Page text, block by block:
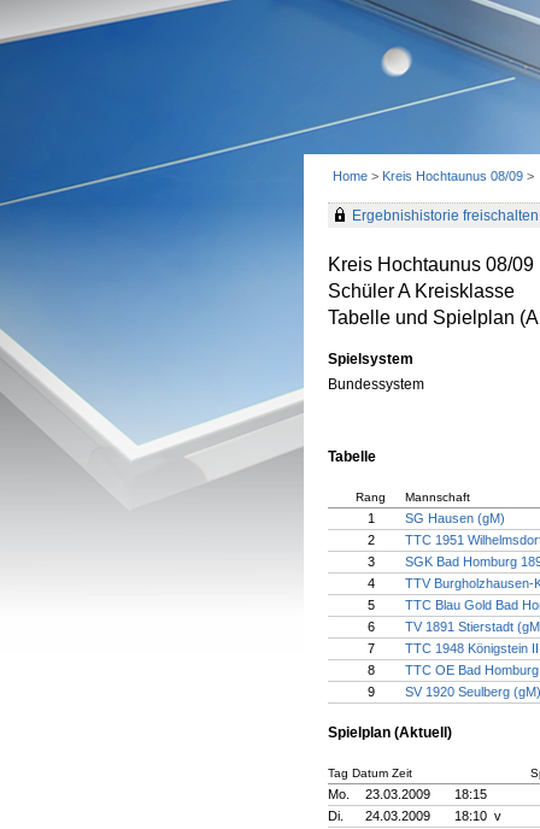
Home > Kreis Hochtaunus 08/09 >
Ergebnishistorie freischalten
Kreis Hochtaunus 08/09
Schüler A Kreisklasse
Tabelle und Spielplan
Spielsystem
Bundessystem
Tabelle
Rang Mannschaft
1
SG Hausen (gM)
2
TTC 1951
3
SGK Bad Homburg
4
TTV Burgholzhausen-
5
TTC Blau Gold Bad
6
TV 1891 Stierstadt
7
TTC 1948 Königstein
8
TTC OE Bad
9
SV 1920 Seulberg (gM)
Spielplan (Aktuell)
Tag Datum Zeit
Mo. 23.03.2009
18:15
Di.
24.03.2009
18:10 v